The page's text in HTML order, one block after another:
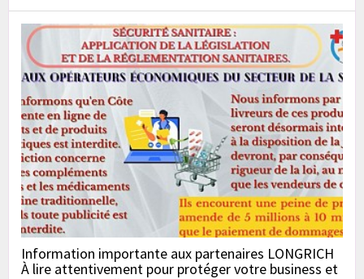
Information importante aux partenaires LONGRICH
À lire attentivement pour protéger votre business et